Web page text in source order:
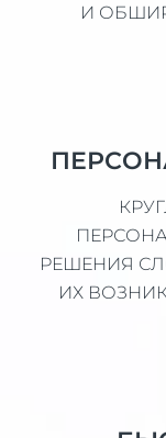
И
РЕШЕНИЯ
ИХ